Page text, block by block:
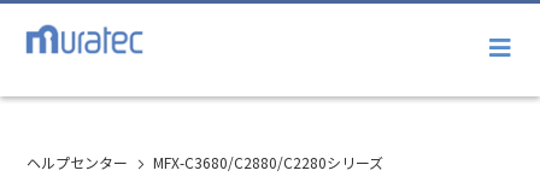
ヘルプセンター MFX-C3680/C2880/C2280シリーズ